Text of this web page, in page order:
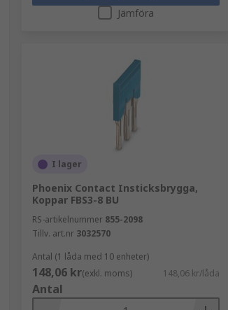
Jämföra
I lager
Phoenix Contact Insticksbrygga,
Koppar FBS3-8 BU
RS-artikelnummer 855-2098
Tillv. art.nr 3032570
Antal (1 låda med 10 enheter)
148,06 kr(exkl. moms) 148,06 kr/låda
Antal